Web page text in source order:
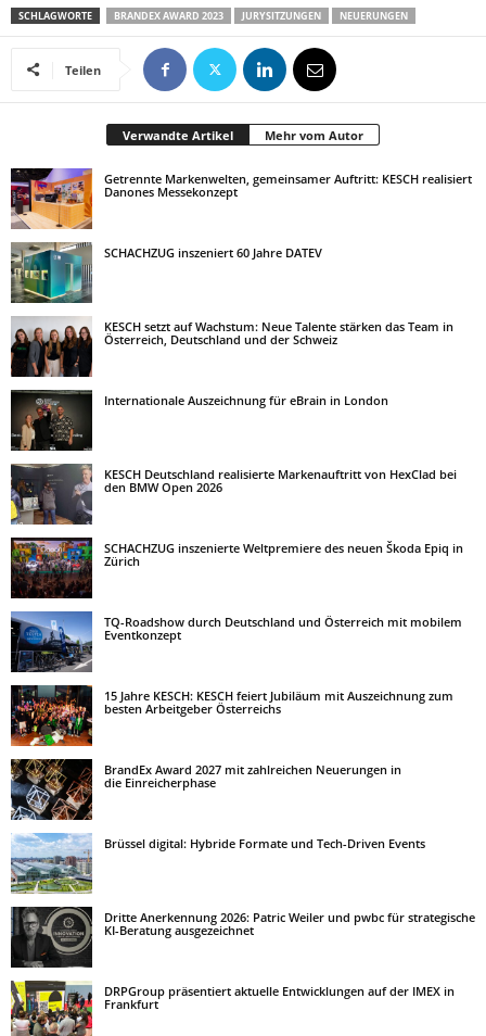
SCHLAGWORTE BRANDEX AWARD 2023 JURYSITZUNGEN NEUERUNGEN
Teilen
Verwandte Artikel Mehr vom Autor
Getrennte Markenwelten, gemeinsamer Auftritt: KESCH realisiert
Danones Messekonzept
SCHACHZUG inszeniert 60 Jahre DATEV
KESCH setzt auf Wachstum: Neue Talente stärken das Team in
Österreich, Deutschland und der Schweiz
Internationale Auszeichnung für eBrain in London
KESCH Deutschland realisierte Markenauftritt von HexClad bei
den BMW Open 2026
SCHACHZUG inszenierte Weltpremiere des neuen Škoda Epiq in
Zürich
TQ-Roadshow durch Deutschland und Österreich mit mobilem
Eventkonzept
15 Jahre KESCH: KESCH feiert Jubiläum mit Auszeichnung zum
besten Arbeitgeber Österreichs
BrandEx Award 2027 mit zahlreichen Neuerungen in
die Einreicherphase
Brüssel digital: Hybride Formate und Tech-Driven Events
Dritte Anerkennung 2026: Patric Weiler und pwbc für strategische
KI-Beratung ausgezeichnet
DRPGroup präsentiert aktuelle Entwicklungen auf der IMEX in
Frankfurt